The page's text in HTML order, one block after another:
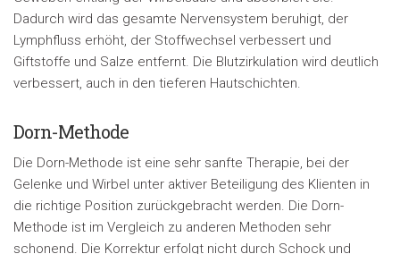
Dadurch wird das gesamte Nervensystem beruhigt, der
Lymphfluss erhöht, der Stoffwechsel verbessert und
Giftstoffe und Salze entfernt. Die Blutzirkulation wird deutlich
verbessert, auch in den tieferen Hautschichten.
Dorn-Methode
Die Dorn-Methode ist eine sehr sanfte Therapie, bei der
Gelenke und Wirbel unter aktiver Beteiligung des Klienten in
die richtige Position zurückgebracht werden. Die Dorn-
Methode ist im Vergleich zu anderen Methoden sehr
schonend. Die Korrektur erfolgt nicht durch Schock und